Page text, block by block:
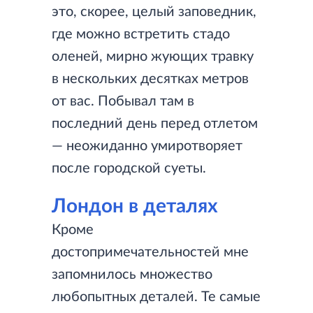
это, скорее, целый заповедник,
где можно встретить стадо
оленей, мирно жующих травку
в нескольких десятках метров
от вас. Побывал там в
последний день перед отлетом
— неожиданно умиротворяет
после городской суеты.
Лондон в деталях
Кроме
достопримечательностей мне
запомнилось множество
любопытных деталей. Те самые